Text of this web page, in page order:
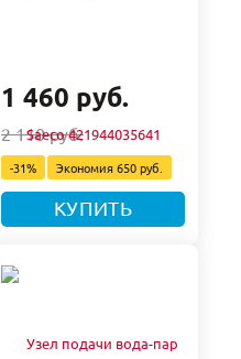
1 460 руб.
2 110 руб.
-31% Экономия650 руб.
КУПИТЬ